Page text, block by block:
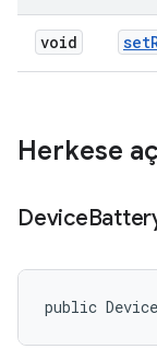
void set
Herkese
Device
public